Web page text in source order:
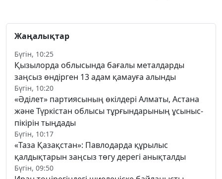
Жаңалықтар
Бүгін, 10:25
Қызылорда облысында бағалы металдарды
заңсыз өндірген 13 адам қамауға алынды
Бүгін, 10:20
«Әділет» партиясының өкілдері Алматы, Астана
және Түркістан облысы тұрғындарының ұсыныс-
пікірін тыңдады
Бүгін, 10:17
«Таза Қазақстан»: Павлодарда құрылыс
қалдықтарын заңсыз төгу дерегі анықталды
Бүгін, 09:50